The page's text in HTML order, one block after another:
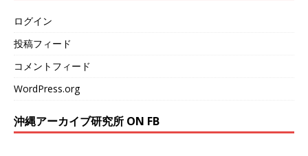
ログイン
投稿フィード
コメントフィード
WordPress.org
沖縄アーカイブ研究所 ON FB